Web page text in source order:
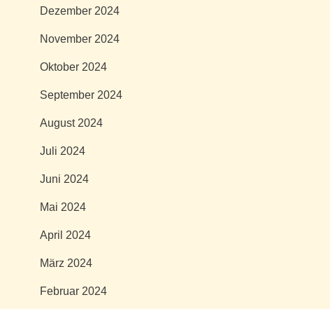
Dezember 2024
November 2024
Oktober 2024
September 2024
August 2024
Juli 2024
Juni 2024
Mai 2024
April 2024
März 2024
Februar 2024